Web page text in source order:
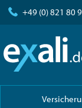
+49 (0) 821 80